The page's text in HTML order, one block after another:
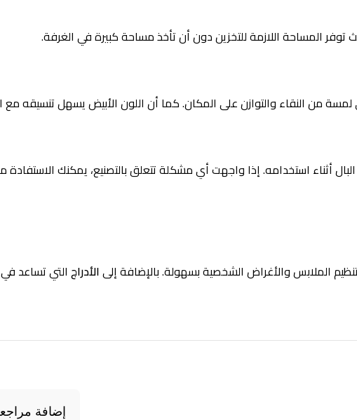
توفر المساحة اللازمة للتخزين دون أن تأخذ مساحة كبيرة في الغرفة.
من النقاء والتوازن على المكان. كما أن اللون الأبيض يسهل تنسيقه مع
أثناء استخدامه. إذا واجهت أي مشكلة تتعلق بالتصنيع، يمكنك الاستفادة
الملابس والأغراض الشخصية بسهولة. بالإضافة إلىالأدراج التي تساعد
إضافة